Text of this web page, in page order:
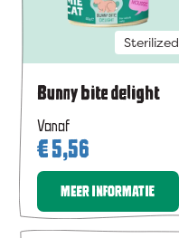
Sterilized
Bunny bite delight
Vanaf
€5,56
MEER INFORMATIE